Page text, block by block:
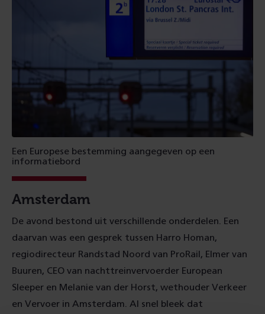
Een Europese bestemming aangegeven op een
informatiebord
Amsterdam
De avond bestond uit verschillende onderdelen. Een
daarvan was een gesprek tussen Harro Homan,
regiodirecteur Randstad Noord van ProRail, Elmer van
Buuren, CEO van nachttreinvervoerder European
Sleeper en Melanie van der Horst, wethouder Verkeer
en Vervoer in Amsterdam. Al snel bleek dat